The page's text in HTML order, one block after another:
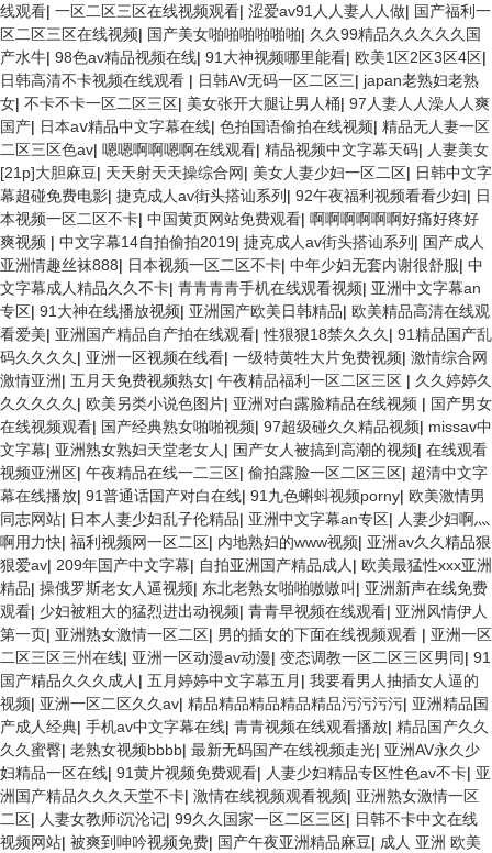
线观看| 一区二区三区在线视频观看| 涩爱av91人人妻人人做| 国产福利一
区二区三区在线视频| 国产美女啪啪啪啪啪啪| 久久99精品久久久久久国
产水牛| 98色av精品视频在线| 91大神视频哪里能看| 欧美1区2区3区4区|
日韩高清不卡视频在线观看 | 日韩AV无码一区二区三| japan老熟妇老熟
女| 不卡不卡一区二区三区| 美女张开大腿让男人桶| 97人妻人人澡人人爽
国产| 日本aⅴ精品中文字幕在线| 色拍国语偷拍在线视频| 精品无人妻一区
二区三区色av| 嗯嗯啊啊嗯啊在线观看| 精品视频中文字幕天码| 人妻美女
[21p]大胆麻豆| 天天射天天操综合网| 美女人妻少妇一区二区| 日韩中文字
幕超碰免费电影| 捷克成人av街头搭讪系列 | 92午夜福利视频看看少妇| 日
本视频一区二区不卡| 中国黄页网站免费观看| 啊啊啊啊啊啊好痛好疼好
爽视频 | 中文字幕14自拍偷拍2019| 捷克成人av街头搭讪系列 | 国产成人
亚洲情趣丝袜888| 日本视频一区二区不卡| 中年少妇无套内谢很舒服| 中
文字幕成人精品久久不卡| 青青青青手机在线观看视频| 亚洲中文字幕an
专区| 91大神在线播放视频| 亚洲国产欧美日韩精品| 欧美精品高清在线观
看爱美| 亚洲国产精品自产拍在线观看|性狠狠18禁久久久 | 91精品国产乱
码久久久久 | 亚洲一区视频在线看| 一级特黄牲大片免费视频| 激情综合网
激情亚洲| 五月天免费视频熟女| 午夜精品福利一区二区三区 | 久久婷婷久
久久久久久 | 欧美另类小说色图片| 亚洲对白露脸精品在线视频 | 国产男女
在线视频观看| 国产经典熟女啪啪视频| 97超级碰久久精品视频| missav中
文字幕| 亚洲熟女熟妇天堂老女人 | 国产女人被搞到高潮的视频| 在线观看
视频亚洲区| 午夜精品在线一二三区| 偷拍露脸一区二区三区| 超清中文字
幕在线播放| 91普通话国产对白在线| 91九色蝌蚪视频porny| 欧美激情男
同志网站| 日本人妻少妇乱子伦精品| 亚洲中文字幕an专区| 人妻少妇啊灬
啊用力快| 福利视频网一区二区| 内地熟妇的www视频| 亚洲av久久精品狠
狠爱av| 209年国产中文字幕| 自拍亚洲国产精品成人 | 欧美最猛性xxx亚洲
精品| 操俄罗斯老女人逼视频| 东北老熟女啪啪嗷嗷叫 | 亚洲新声在线免费
观看| 少妇被粗大的猛烈进出动视频| 青青早视频在线观看| 亚洲风情伊人
第一页| 亚洲熟女激情一区二区| 男的插女的下面在线视频观看 | 亚洲一区
二区三区三州在线| 亚洲一区动漫av动漫| 变态调教一区二区三区男同| 91
国产精品久久久成人 | 五月婷婷中文字幕五月 | 我要看男人抽插女人逼的
视频| 亚洲一区二区久久av| 精品精品精品精品精品污污污污| 亚洲精品国
产成人经典| 手机av中文字幕在线| 青青视频在线观看播放| 精品国产久久
久久蜜臀| 老熟女视频bbbb| 最新无码国产在线视频走光| 亚洲AV永久少
妇精品一区在线| 91黄片视频免费观看| 人妻少妇精品专区性色av不卡| 亚
洲国产精品久久久天堂不卡| 激情在线视频观看视频| 亚洲熟女激情一区
二区| 人妻女教师i沉沦记| 99久久国家一区二区三区| 日韩不卡中文在线
视频网站| 被爽到呻吟视频免费| 国产午夜亚洲精品麻豆| 成人 亚洲 欧美